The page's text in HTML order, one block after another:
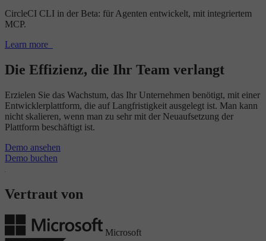
CircleCI CLI in der Beta: für Agenten entwickelt, mit integriertem
MCP.
Learn more
Die Effizienz, die Ihr Team verlangt
Erzielen Sie das Wachstum, das Ihr Unternehmen benötigt, mit einer
Entwicklerplattform, die auf Langfristigkeit ausgelegt ist. Man kann
nicht skalieren, wenn man zu sehr mit der Neuaufsetzung der
Plattform beschäftigt ist.
Demo ansehen
Demo buchen
Vertraut von
Microsoft